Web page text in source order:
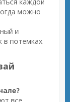
можно
и
в потемках.